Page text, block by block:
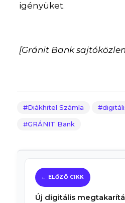
igényüket.
[Gránit Bank
Diákhitel Számla
GRÁNIT Bank
Új digitális